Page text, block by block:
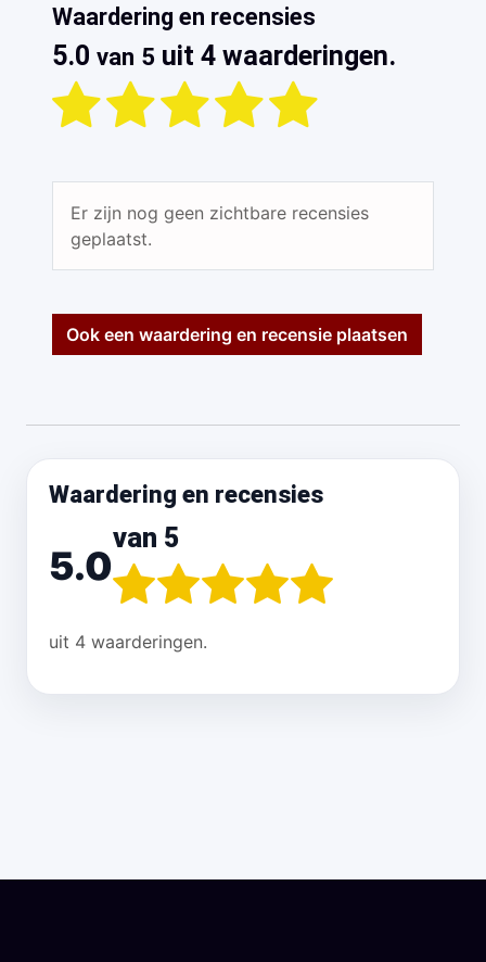
Waardering en recensies
5.0 van 5 uit 4 waarderingen.
Er zijn nog geen zichtbare recensies
geplaatst.
Ook een waardering en recensie plaatsen
Waardering en recensies
5.0
van 5
uit 4 waarderingen.